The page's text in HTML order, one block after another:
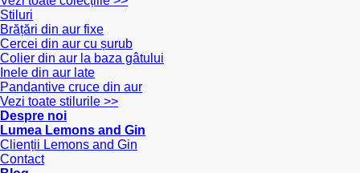
Stiluri
Brățări din aur fixe
Cercei din aur cu șurub
Colier din aur la baza gâtului
Inele din aur late
Pandantive cruce din aur
Vezi toate stilurile >>
Despre noi
Lumea Lemons and Gin
Clienții Lemons and Gin
Contact